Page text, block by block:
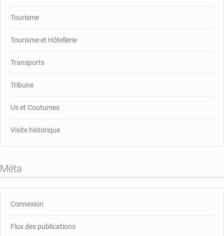
Tourisme
Tourisme et Hôtellerie
Transports
Tribune
Us et Coutumes
Visite historique
Méta
Connexion
Flux des publications